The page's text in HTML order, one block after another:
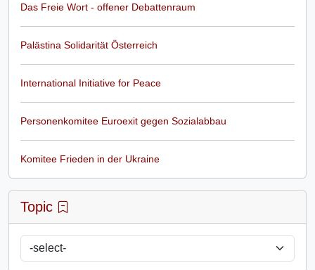
Das Freie Wort - offener Debattenraum
Palästina Solidarität Österreich
International Initiative for Peace
Personenkomitee Euroexit gegen Sozialabbau
Komitee Frieden in der Ukraine
Topic